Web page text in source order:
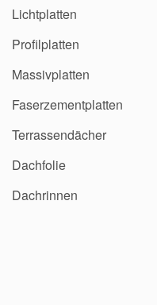
Lichtplatten
Profilplatten
Massivplatten
Faserzementplatten
Terrassendächer
Dachfolie
Dachrinnen